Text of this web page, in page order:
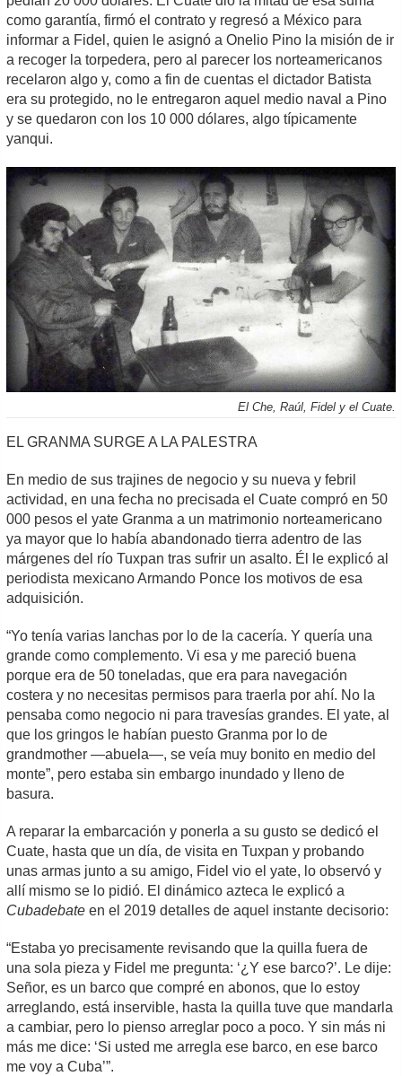
como garantía, firmó el contrato y regresó a México para
informar a Fidel, quien le asignó a Onelio Pino la misión de ir
a recoger la torpedera, pero al parecer los norteamericanos
recelaron algo y, como a fin de cuentas el dictador Batista
era su protegido, no le entregaron aquel medio naval a Pino
y se quedaron con los 10 000 dólares, algo típicamente
yanqui.
El Che, Raúl, Fidel y el Cuate.
EL GRANMA SURGE A LA PALESTRA
En medio de sus trajines de negocio y su nueva y febril
actividad, en una fecha no precisada el Cuate compró en 50
000 pesos el yate Granma a un matrimonio norteamericano
ya mayor que lo había abandonado tierra adentro de las
márgenes del río Tuxpan tras sufrir un asalto. Él le explicó al
periodista mexicano Armando Ponce los motivos de esa
adquisición.
“Yo tenía varias lanchas por lo de la cacería. Y quería una
grande como complemento. Vi esa y me pareció buena
porque era de 50 toneladas, que era para navegación
costera y no necesitas permisos para traerla por ahí. No la
pensaba como negocio ni para travesías grandes. El yate, al
que los gringos le habían puesto Granma por lo de
grandmother —abuela—, se veía muy bonito en medio del
monte”, pero estaba sin embargo inundado y lleno de
basura.
A reparar la embarcación y ponerla a su gusto se dedicó el
Cuate, hasta que un día, de visita en Tuxpan y probando
unas armas junto a su amigo, Fidel vio el yate, lo observó y
allí mismo se lo pidió. El dinámico azteca le explicó a
Cubadebate en el 2019 detalles de aquel instante decisorio:
“Estaba yo precisamente revisando que la quilla fuera de
una sola pieza y Fidel me pregunta: ‘¿Y ese barco?’. Le dije:
Señor, es un barco que compré en abonos, que lo estoy
arreglando, está inservible, hasta la quilla tuve que mandarla
a cambiar, pero lo pienso arreglar poco a poco. Y sin más ni
más me dice: ‘Si usted me arregla ese barco, en ese barco
me voy a Cuba’”.